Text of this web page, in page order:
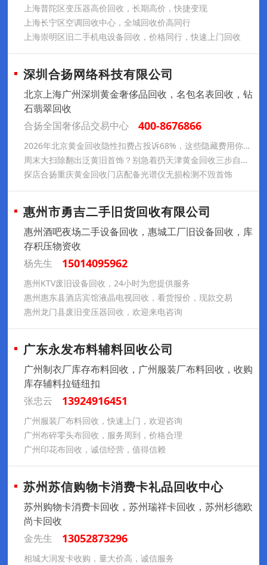
上海普陀区变压器高价回收，长期高价，快捷变现
上海长宁区空调回收中心，全城回收价高同行
上海崇明区旧二手机电设备回收，价格同行，快速上门回收
深圳合扬网络科技有限公司
北京上海广州深圳黄金奢侈品回收，名包名表回收，钻
石翡翠回收
合扬全国奢侈品交易中心
400-8676866
2026年北京黄金回收隐性扣费占投诉68%，这些隐藏费用你知道吗？
周末大扫除翻出泛黄旧首饰？别急着扔天津黄金回收三步自查法让杂物瞬间变宝藏
探店合扬重庆黄金回收门店配备光谱仪无损检测不毁首饰
惠州市勇吉二手旧货回收有限公司
惠州酒吧夜场二手设备回收，惠城工厂旧设备回收，库
存积压物资收
杨先生
15014095962
惠州KTV废旧设备回收，24小时为您提供服务
惠州惠东县酒店宾馆液晶电视回收，看货报价，现款交易
惠州龙门县废旧变压器回收，欢迎来电咨询
广东永发布料辅料回收公司
广州制衣厂库存布料回收，广州服装厂布料回收，收购
库存辅料拉链纽扣
张忠云
13924916451
广州服装厂布料回收，快速上门，欢迎咨询
广州布碎零头布回收，服务周到，价格合理
广州印花布回收，诚信经营，值得信赖
苏州苏信购物卡消费卡礼品回收中心
苏州购物卡消费卡回收，苏州瑞祥卡回收，苏州杉德欧
尚卡回收
金先生
13052873296
相城大润发卡收购，量大价高，诚信服务